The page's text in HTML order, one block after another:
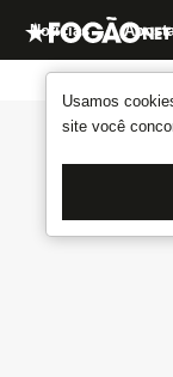
Usamos
site você
Notícias